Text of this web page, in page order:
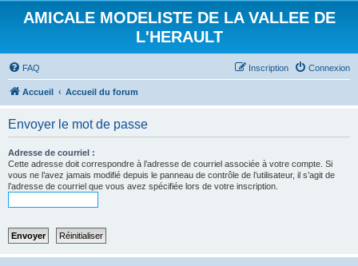
AMICALE MODELISTE DE LA VALLEE DE
L'HERAULT
FAQ Connexion
Inscription
Accueil Accueil du forum
Envoyer le mot de passe
Adresse de courriel :
Cette adresse doit correspondre à l’adresse de courriel associée à votre compte. Si
vous ne l’avez jamais modifié depuis le panneau de contrôle de l’utilisateur, il s’agit de
l’adresse de courriel que vous avez spécifiée lors de votre inscription.